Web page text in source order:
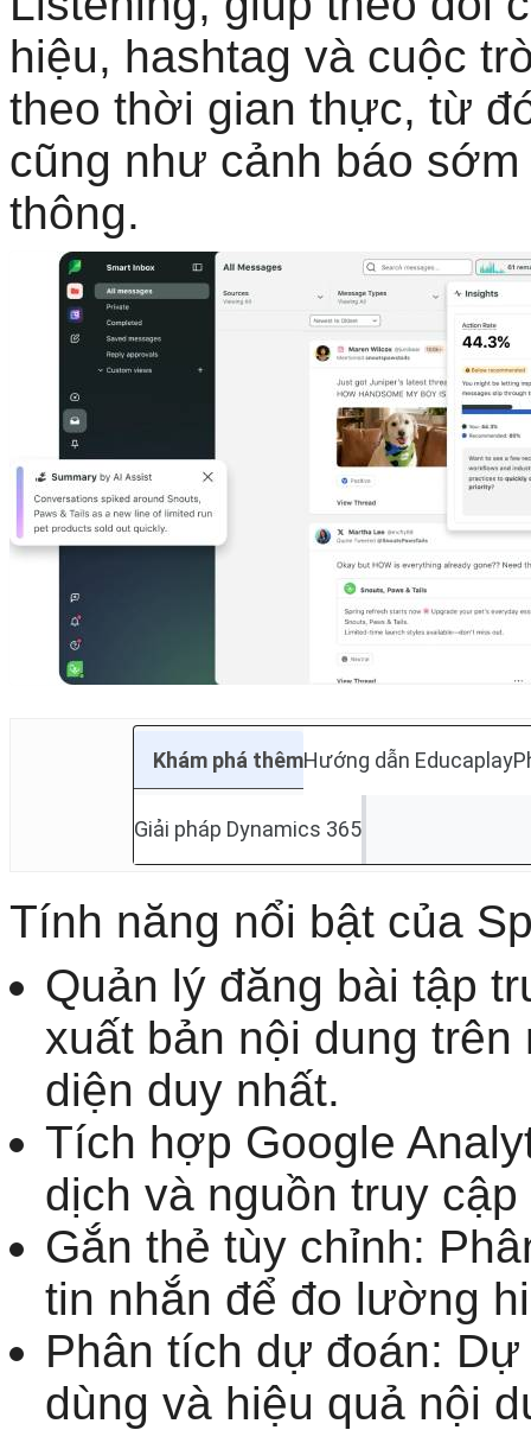
hiệu, hashtag và cuộc
theo thời gian thực, từ
cũng như cảnh báo
thông.
Khám phá thêmHướng dẫn Educaplay
Giải pháp Dynamics 365
Tính năng nổi bật của
Quản lý đăng bài tập
xuất bản nội dung
diện duy nhất.
Tích hợp Google
dịch và nguồn truy
Gắn thẻ tùy chỉnh:
tin nhắn để đo lường
Phân tích dự đoán:
dùng và hiệu quả nội